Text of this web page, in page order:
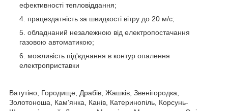
ефективності тепловіддання;
працездатність за швидкості вітру до 20 м/с;
обладнаний незалежною від електропостачання
газовою автоматикою;
можливість під'єднання в контур опалення
електроприставки
Ватутіно, Городище, Драбів, Жашків, Звенігородка,
Золотоноша, Кам'янка, Канів, Катеринопіль, Корсунь-